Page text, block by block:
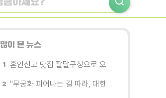
많이 본 뉴스
혼인신고 맛집 팔달구청으로 오세요
"무궁화 피어나는 길 따라, 대한민국을 걷는다"